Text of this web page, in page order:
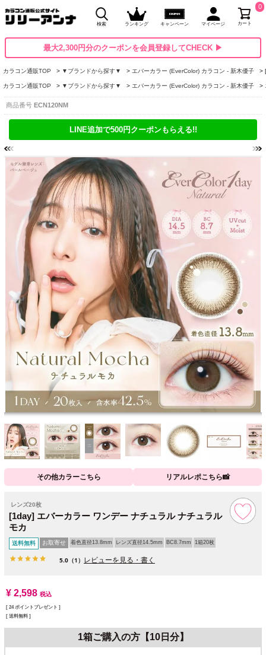
検索 ランキング キャンペーン マイページ カート
0
最大2,300円分のクーポンを会員登録してCHECK ▶
カラコン通販TOP ▼ブランドから探す▼ エバーカラー (EverColor) カラコン - 新木優子
カラコン通販TOP ▼ブランドから探す▼ エバーカラー (EverColor) カラコン - 新木優子
商品番号 ECN120NM
LINE追加で500円クーポンもらえる!!
その他カラーこちら リアルレポこちら📸
レンズ20枚
[1day] エバーカラー ワンデー ナチュラル ナチュラル
モカ
送料無料 お取寄せ 着色直径13.8mm レンズ直径14.5mm BC8.7mm 1箱20枚
5.0 （1） レビューを見る・書く
¥ 2,598 税込
[ 24 ポイントプレゼント ]
送料無料
1箱ご購入の方【10日分】